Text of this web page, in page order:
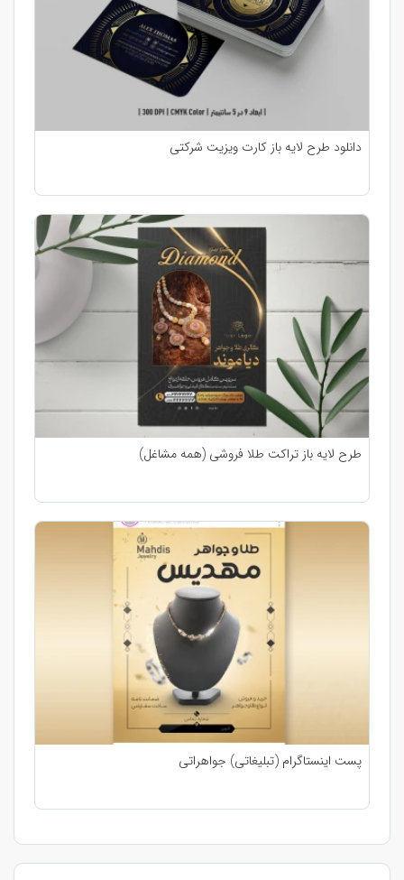
دانلود طرح لایه باز کارت ویزیت شرکتی
طرح لایه باز تراکت طلا فروشی (همه مشاغل)
پست اینستاگرام (تبلیغاتی) جواهراتی